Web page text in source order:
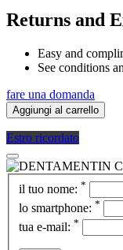
Returns and
Easy and
See conditions
fare una domanda
Aggiungi al carrello
Estro ricordato
il tuo nome: *
lo smartphone: *
tua e-mail: *